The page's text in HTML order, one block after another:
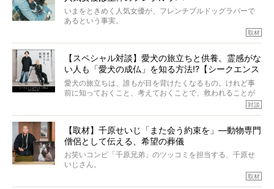
いまをときめく人気女優が、フレンチブルドッグラバーで
あるという事実。
とりを目の当たりにするほどに、そのフレンチブルドッグ
愛がわたしたちのそれとまったく同じであることに、なん
だかうれしくなってしまったのでした。
春奈さんとアムちゃんのすてきな暮らしを、BUHI編集長の
小西がいつくしみながら、切り取らせていただきます。
取材
【スペシャル対談】愛犬の旅立ちと供養。霊感がな
い人も「愛犬の成仏」を知る方法!?【シークエンス
はやとも×PELI】
愛犬の旅立ちは、誰もが目を背けたくなるもの。けれど事
前に知っておくこと、考えておくことで、救われることが
力をもつお笑い芸人「シークエンスはやとも」さんに、愛
犬の旅立ちや供養についてインタビュー。
インタビュアー兼対談相手は、大の犬好きで心霊分野の知
識にも長けているPELIさん。
「愛犬が旅立ったあと、ベッドやおもちゃはどうすればい
対談
【取材】千原せいじ「また会う約束を」―動物専門
僧侶として伝える、希望の葬儀
お笑いコンビ「千原兄弟」のツッコミを担当する、千原せ
いじさん。
今年で結成35周年を迎え、芸人としての活躍も目覚ましい
取材